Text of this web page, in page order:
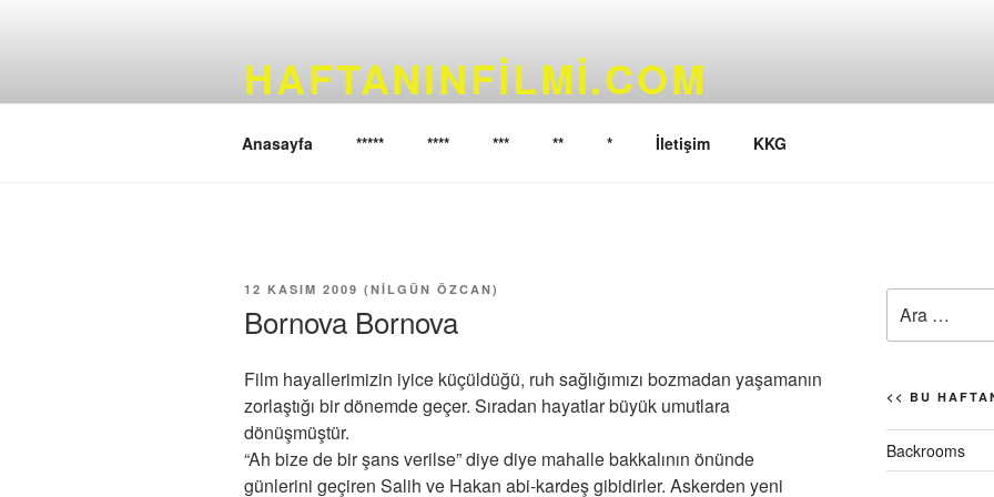
HAFTANINFILMI.COM
Anasayfa ***** **** *** ** * İletişim KKG
YAYIM
12 KASIM 2009 ( NILGÜN ÖZCAN)
Bornova Bornova
Film hayallerimizin iyice küçüldüğü, ruh sağlığımızı bozmadan yaşamanın
zorlaştığı bir dönemde geçer. Sıradan hayatlar büyük umutlara
dönüşmüştür.
“Ah bize de bir şans verilse” diye diye mahalle bakkalının önünde
günlerini geçiren Salih ve Hakan abi-kardeş gibidirler. Askerden yeni
<< BU
Backrooms